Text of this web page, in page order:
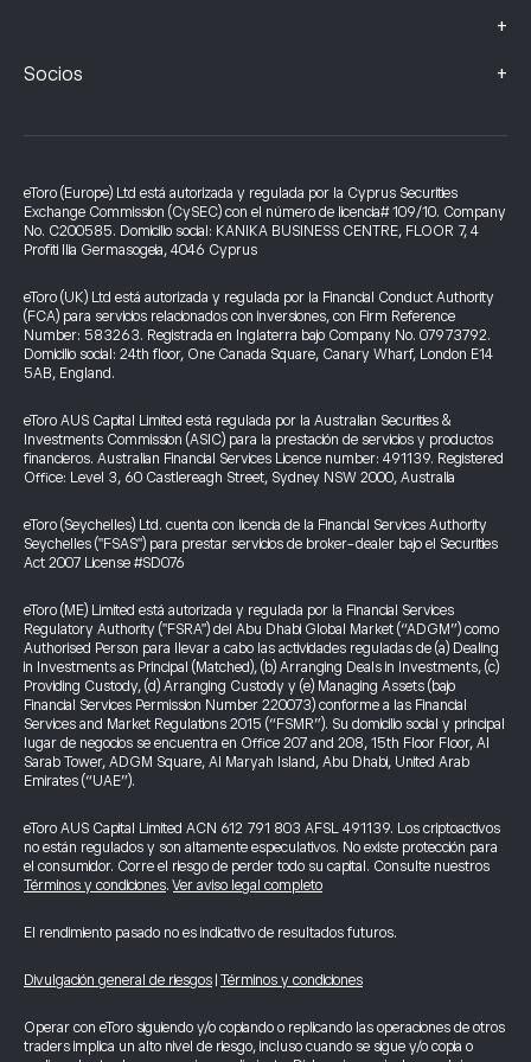
+
Socios +
eToro (Europe) Ltd está autorizada y regulada por la Cyprus Securities
Exchange Commission (CySEC) con el número de licencia# 109/10. Company
No. C200585. Domicilio social: KANIKA BUSINESS CENTRE, FLOOR 7, 4
Profiti Ilia Germasogeia, 4046 Cyprus
eToro (UK) Ltd está autorizada y regulada por la Financial Conduct Authority
(FCA) para servicios relacionados con inversiones, con Firm Reference
Number: 583263. Registrada en Inglaterra bajo Company No. 07973792.
Domicilio social: 24th floor, One Canada Square, Canary Wharf, London E14
5AB, England.
eToro AUS Capital Limited está regulada por la Australian Securities &
Investments Commission (ASIC) para la prestación de servicios y productos
financieros. Australian Financial Services Licence number: 491139. Registered
Office: Level 3, 60 Castlereagh Street, Sydney NSW 2000, Australia
eToro (Seychelles) Ltd. cuenta con licencia de la Financial Services Authority
Seychelles ("FSAS") para prestar servicios de broker-dealer bajo el Securities
Act 2007 License #SD076
eToro (ME) Limited está autorizada y regulada por la Financial Services
Regulatory Authority ("FSRA") del Abu Dhabi Global Market (“ADGM”) como
Authorised Person para llevar a cabo las actividades reguladas de (a) Dealing
in Investments as Principal (Matched), (b) Arranging Deals in Investments, (c)
Providing Custody, (d) Arranging Custody y (e) Managing Assets (bajo
Financial Services Permission Number 220073) conforme a las Financial
Services and Market Regulations 2015 (“FSMR”). Su domicilio social y principal
lugar de negocios se encuentra en Office 207 and 208, 15th Floor Floor, Al
Sarab Tower, ADGM Square, Al Maryah Island, Abu Dhabi, United Arab
Emirates (“UAE”).
eToro AUS Capital Limited ACN 612 791 803 AFSL 491139. Los criptoactivos
no están regulados y son altamente especulativos. No existe protección para
el consumidor. Corre el riesgo de perder todo su capital. Consulte nuestros
Términos y condiciones.Ver aviso legal completo
El rendimiento pasado no es indicativo de resultados futuros.
Divulgación general de riesgos Términos y condiciones
Operar con eToro siguiendo y/o copiando o replicando las operaciones de otros
traders implica un alto nivel de riesgo, incluso cuando se sigue y/o copia o